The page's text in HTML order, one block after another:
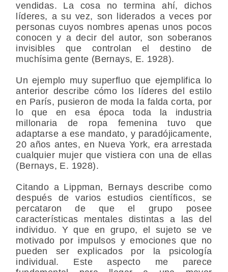
vendidas. La cosa no termina ahí, dichos
líderes, a su vez, son liderados a veces por
personas cuyos nombres apenas unos pocos
conocen y a decir del autor, son soberanos
invisibles que controlan el destino de
muchísima gente (Bernays, E. 1928).
Un ejemplo muy superfluo que ejemplifica lo
anterior describe cómo los líderes del estilo
en París, pusieron de moda la falda corta, por
lo que en esa época toda la industria
millonaria de ropa femenina tuvo que
adaptarse a ese mandato, y paradójicamente,
20 años antes, en Nueva York, era arrestada
cualquier mujer que vistiera con una de ellas
(Bernays, E. 1928).
Citando a Lippman, Bernays describe como
después de varios estudios científicos, se
percataron de que el grupo posee
características mentales distintas a las del
individuo. Y que en grupo, el sujeto se ve
motivado por impulsos y emociones que no
pueden ser explicados por la psicología
individual. Este aspecto me parece